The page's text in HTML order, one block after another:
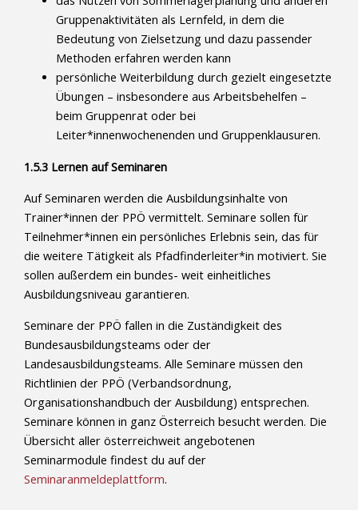
Gruppenaktivitäten als Lernfeld, in dem die
Bedeutung von Zielsetzung und dazu passender
Methoden erfahren werden kann
persönliche Weiterbildung durch gezielt eingesetzte
Übungen – insbesondere aus Arbeitsbehelfen –
beim Gruppenrat oder bei
Leiter*innenwochenenden und Gruppenklausuren.
1.5.3 Lernen auf Seminaren
Auf Seminaren werden die Ausbildungsinhalte von
Trainer*innen der PPÖ vermittelt. Seminare sollen für
Teilnehmer*innen ein persönliches Erlebnis sein, das für
die weitere Tätigkeit als Pfadfinderleiter*in motiviert. Sie
sollen außerdem ein bundes- weit einheitliches
Ausbildungsniveau garantieren.
Seminare der PPÖ fallen in die Zuständigkeit des
Bundesausbildungsteams oder der
Landesausbildungsteams. Alle Seminare müssen den
Richtlinien der PPÖ (Verbandsordnung,
Organisationshandbuch der Ausbildung) entsprechen.
Seminare können in ganz Österreich besucht werden. Die
Übersicht aller österreichweit angebotenen
Seminarmodule findest du auf der
Seminaranmeldeplattform.